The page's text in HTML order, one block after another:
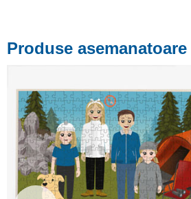
Produse asemanatoare